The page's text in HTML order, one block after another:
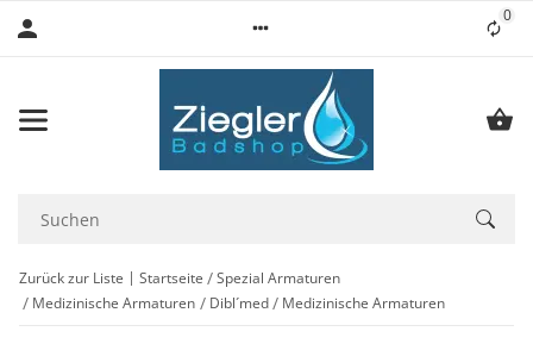
0
Zurück zur Liste Startseite
Spezial Armaturen
Medizinische Armaturen
Dibl´med Medizinische Armaturen